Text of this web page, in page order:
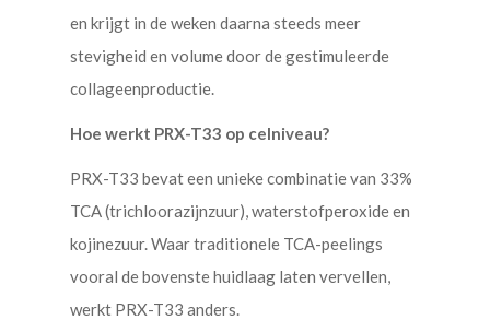
en krijgt in de weken daarna steeds meer
stevigheid en volume door de gestimuleerde
collageenproductie.
Hoe werkt PRX-T33 op celniveau?
PRX-T33 bevat een unieke combinatie van 33%
TCA (trichloorazijnzuur), waterstofperoxide en
kojinezuur. Waar traditionele TCA-peelings
vooral de bovenste huidlaag laten vervellen,
werkt PRX-T33 anders.